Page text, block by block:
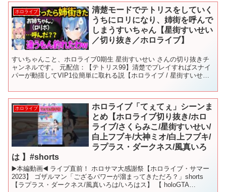
ホロライブ
清楚モードでテトリスをしていく
うちにロリになり、姉街を呼んで
しまうすいちゃん【星街すいせい
／切り抜き／ホロライブ】
すいちゃんこと、ホロライブ0期生 星街すいせい さんの切り抜きチ
ャンネルです。 元配信：【テトリス99】清楚でプレイすればスナイ
パーが動揺してVIP1位簡単に取れる説【ホロライブ / 星街すいせ
ホロライブ
ホロライブ「てぇてぇ」シーンま
とめ【ホロライブ切り抜き/ホロ
ライブ/さくらみこ/星街すいせい/
白上フブキ/大神ミオ/白上フブキ/
ラプラス・ダークネス/風真いろ
は 】#shorts
▶️本編動画◀️ ライブ直前！ ホロサマ大感謝祭【ホロライブ・サマー
2023】 ゴザルマン「ござるパワーが溜まってきただろ？」shorts
【ラプラス・ダークネス/風真いろは/いろはス】 【 holoGTA